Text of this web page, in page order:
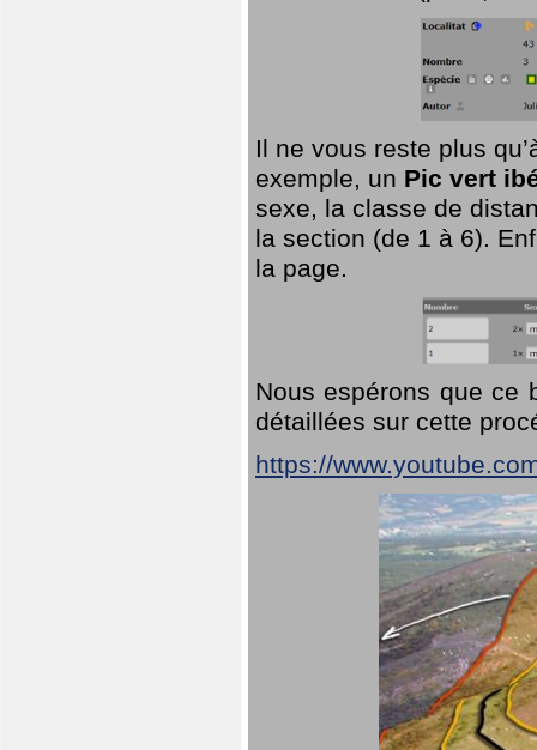
Il ne vous reste plus
exemple, un Pic vert
sexe, la classe de
la section (de 1 à 6).
la page.
Nous espérons que ce
détaillées sur cette
https://